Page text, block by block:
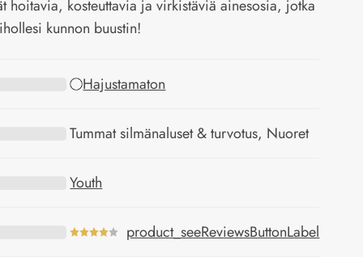
hoitavia, kosteuttavia ja virkistäviä ainesosia, jotka
kunnon buustin!
Hajustamaton
Tummat silmänaluset & turvotus, Nuoret
Youth
product_seeReviewsButtonLabel